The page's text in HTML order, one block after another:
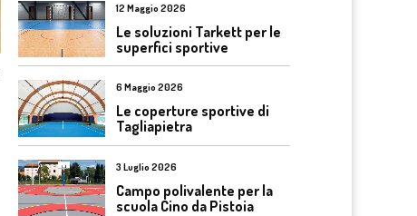
12 Maggio 2026
Le soluzioni Tarkett per le
superfici sportive
6 Maggio 2026
Le coperture sportive di
Tagliapietra
3 Luglio 2026
Campo polivalente per la
scuola Cino da Pistoia